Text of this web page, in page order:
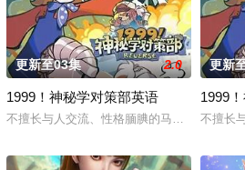
、风吟山庄、无尘岛、轩辕门五大宗门共
幽界入侵，人、幽两界势力荼毒人间，捕
更新至03集 2.0
1999！神秘学对策部英语
不擅长与人交流、性格腼腆的马库斯在一场
更新
1999
不擅长